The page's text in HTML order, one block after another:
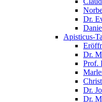
Dr.
Apisticus-
Dr.
Prof.
Dr.
Dr.